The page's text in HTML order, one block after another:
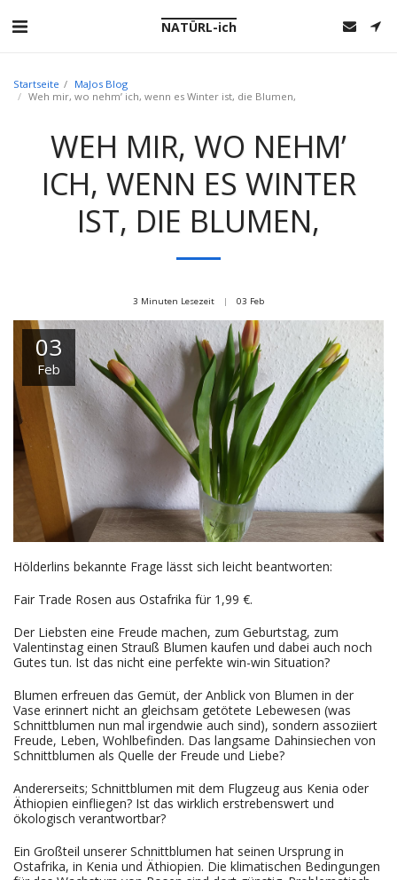
NATÜRL-ich
Startseite
MaJos Blog
Weh mir, wo nehm’ ich, wenn es Winter ist, die Blumen,
WEH MIR, WO NEHM’
ICH, WENN ES WINTER
IST, DIE BLUMEN,
3 Minuten Lesezeit 03 Feb
03
Feb
Hölderlins bekannte Frage lässt sich leicht beantworten:
Fair Trade Rosen aus Ostafrika für 1,99 €.
Der Liebsten eine Freude machen, zum Geburtstag, zum
Valentinstag einen Strauß Blumen kaufen und dabei auch noch
Gutes tun. Ist das nicht eine perfekte win-win Situation?
Blumen erfreuen das Gemüt, der Anblick von Blumen in der
Vase erinnert nicht an gleichsam getötete Lebewesen (was
Schnittblumen nun mal irgendwie auch sind), sondern assoziiert
Freude, Leben, Wohlbefinden. Das langsame Dahinsiechen von
Schnittblumen als Quelle der Freude und Liebe?
Andererseits; Schnittblumen mit dem Flugzeug aus Kenia oder
Äthiopien einfliegen? Ist das wirklich erstrebenswert und
ökologisch verantwortbar?
Ein Großteil unserer Schnittblumen hat seinen Ursprung in
Ostafrika, in Kenia und Äthiopien. Die klimatischen Bedingungen